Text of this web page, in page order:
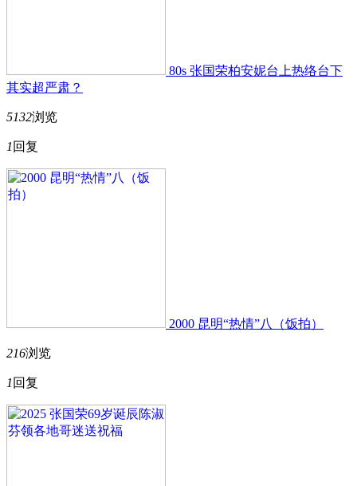
80s 张国荣柏安妮台上热络台下
其实超严肃？
5132浏览
1 回复
2000 昆明“热情”八（饭拍）
216浏览
1 回复